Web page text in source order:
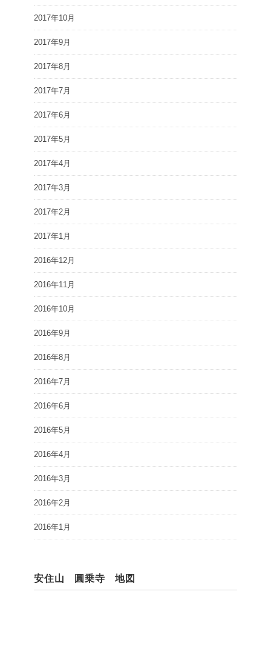
2017年10月
2017年9月
2017年8月
2017年7月
2017年6月
2017年5月
2017年4月
2017年3月
2017年2月
2017年1月
2016年12月
2016年11月
2016年10月
2016年9月
2016年8月
2016年7月
2016年6月
2016年5月
2016年4月
2016年3月
2016年2月
2016年1月
安住山 圓乗寺 地図